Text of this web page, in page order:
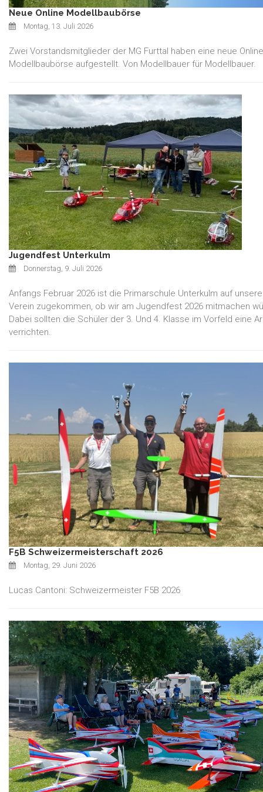
Neue Online Modellbaubörse
Montag, 13. Juli 2026
Zwei Vorstandsmitglieder der MG Furttal haben eine neue
Modellbaubörse aufgestellt. Von Modellbauer für Modellbauer.
Jugendfest Unterkulm
Donnerstag, 9. Juli 2026
Anfangs Februar 2026 ist die Primarschule Unterkulm auf
Verein zugekommen, ob wir am Jugendfest 2026 mitmachen
Dabei sollten die Schüler der 3. Und 4. Klasse im Vorfeld eine
verrichten.
F5B Schweizermeisterschaft 2026
Montag, 29. Juni 2026
Lucas Cantoni: Schweizermeister F5B 2026